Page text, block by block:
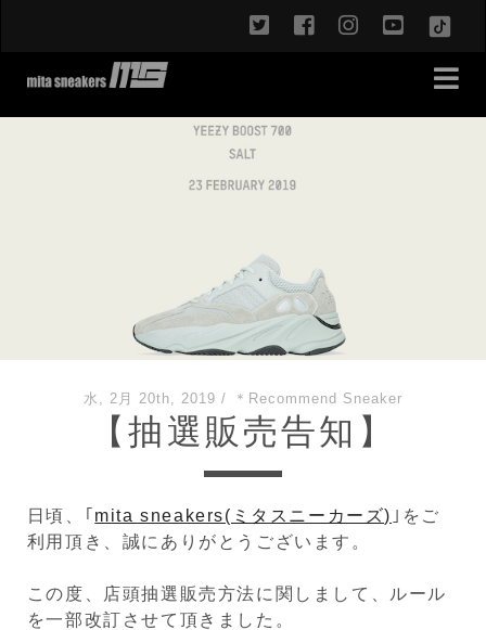
twitterfacebookinstagram
水, 2月 20th, 2019 / ＊Recommend Sneaker
【抽選販売告知】
日頃、｢ mita sneakers(ミタスニーカーズ) ｣をご
利用頂き、誠にありがとうございます。
この度、店頭抽選販売方法に関しまして、ルール
を一部改訂させて頂きました。